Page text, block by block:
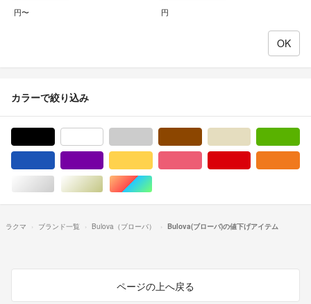
円〜 円
カラーで絞り込み
シルバー/銀色系ゴールド/金色系マルチカラー
ラクマ ブランド一覧 Bulova（ブローバ） Bulova(ブローバ)の値下げアイテム
ページの上へ戻る